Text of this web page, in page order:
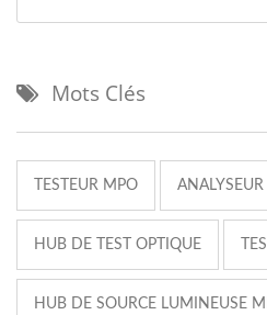
Mots Clés
TESTEUR MPO
HUB DE TEST OPTIQUE
HUB DE SOURCE LUMINEUSE